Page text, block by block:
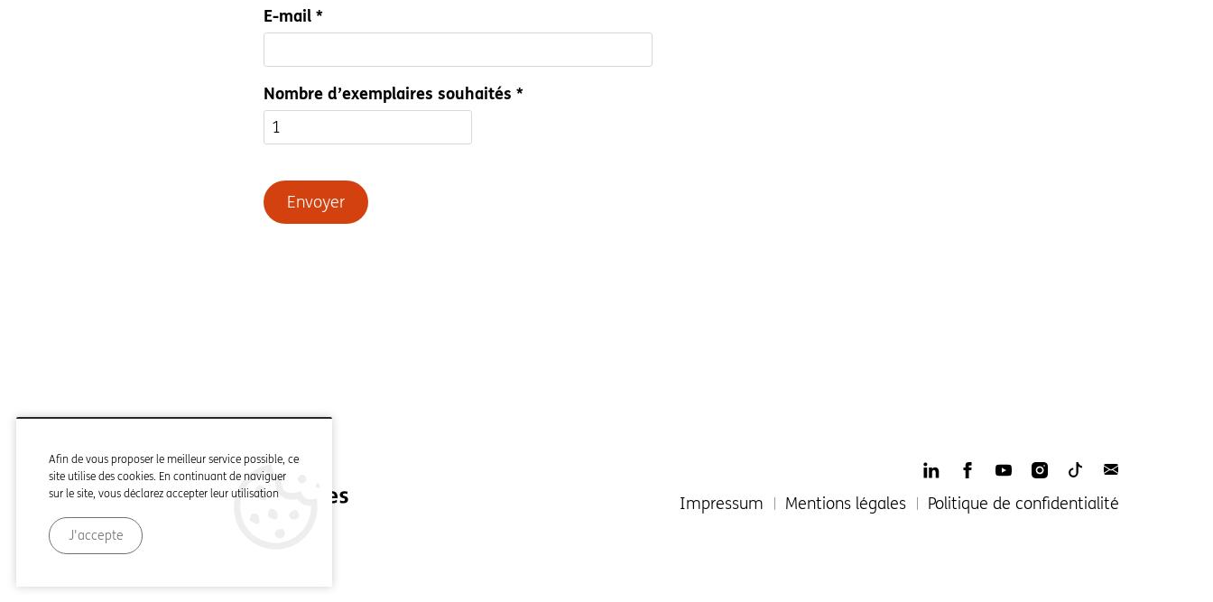
E-mail *
Nombre d’exemplaires souhaités *
Envoyer
LinkedInFacebook
YouTubeInstagram
TikTop
Impressum
Mentions légales Politique de confidentialité
Afin de vous proposer le meilleur service possible, ce
site utilise des cookies. En continuant de naviguer
sur le site, vous déclarez accepter leur utilisation
J'accepte